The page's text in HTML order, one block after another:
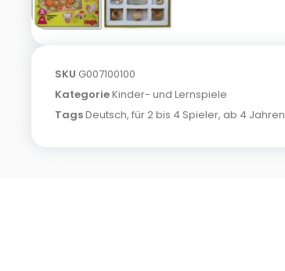
SKU G007100100
KategorieKinder- und Lernspiele
TagsDeutsch, für 2 bis 4 Spieler, ab 4 Jahren